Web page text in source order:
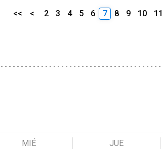
<< < 2 3 4 5 6 7 8 9 10 11
MIÉ JUE